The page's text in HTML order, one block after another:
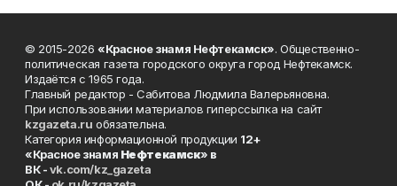
© 2015-2026 «Красное знамя Нефтекамск». Общественно-
политическая газета городского округа город Нефтекамск.
Издаётся с 1965 года.
Главный редактор - Сабитова Людмила Валерьяновна.
При использовании материалов гиперссылка на сайт
kzgazeta.ru обязательна.
Категория информационной продукции 12+
«Красное знамя Нефтекамск» в
ВК -vk.com/kz_gazeta